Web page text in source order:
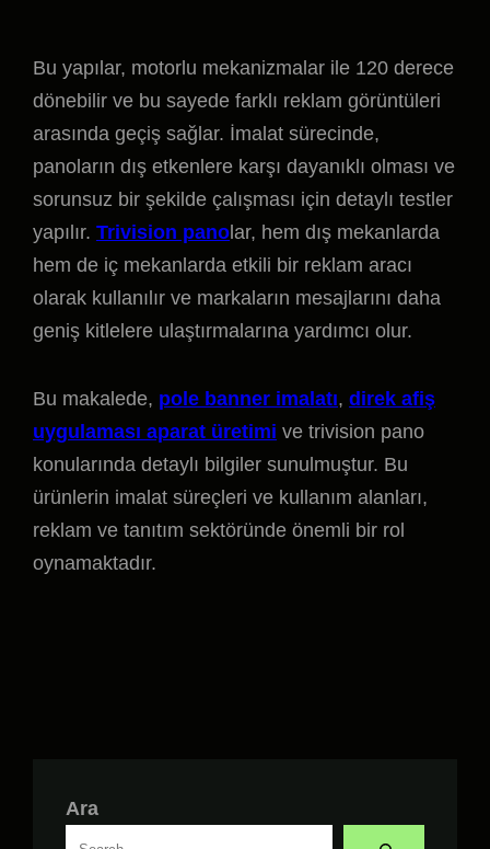
Bu yapılar, motorlu mekanizmalar ile 120 derece
dönebilir ve bu sayede farklı reklam görüntüleri
arasında geçiş sağlar. İmalat sürecinde,
panoların dış etkenlere karşı dayanıklı olması ve
sorunsuz bir şekilde çalışması için detaylı testler
yapılır. Trivision pano lar, hem dış mekanlarda
hem de iç mekanlarda etkili bir reklam aracı
olarak kullanılır ve markaların mesajlarını daha
geniş kitlelere ulaştırmalarına yardımcı olur.
Bu makalede, pole banner imalatı, direk afiş
uygulaması aparat üretimi ve trivision pano
konularında detaylı bilgiler sunulmuştur. Bu
ürünlerin imalat süreçleri ve kullanım alanları,
reklam ve tanıtım sektöründe önemli bir rol
oynamaktadır.
Ara